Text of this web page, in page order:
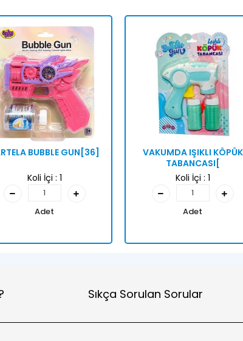
BUBBLE GUN[36]
Koli İçi : 1
Adet
VAKUMDA IŞIKLI KÖPÜK
TABANCASI[
Koli İçi : 1
Adet
Sıkça Sorulan Sorular